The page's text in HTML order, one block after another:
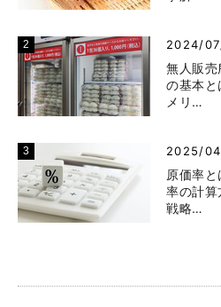
2024/
無人販売
の基本と
メリ…
2025/
原価率
率の計
戦略…